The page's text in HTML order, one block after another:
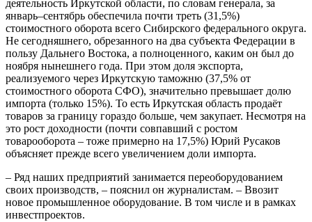
деятельность Иркутской области, по словам генерала, за
январь–сентябрь обеспечила почти треть (31,5%)
стоимостного оборота всего Сибирского федерального округа.
Не сегодняшнего, обрезанного на два субъекта Федерации в
пользу Дальнего Востока, а полноценного, каким он был до
ноября нынешнего года. При этом доля экспорта,
реализуемого через Иркутскую таможню (37,5% от
стоимостного оборота СФО), значительно превышает долю
импорта (только 15%). То есть Иркутская область продаёт
товаров за границу гораздо больше, чем закупает. Несмотря на
это рост доходности (почти совпавший с ростом
товарооборота – тоже примерно на 17,5%) Юрий Русаков
объясняет прежде всего увеличением доли импорта.
– Ряд наших предприятий занимается переоборудованием
своих производств, – пояснил он журналистам. – Ввозит
новое промышленное оборудование. В том числе и в рамках
инвестпроектов.